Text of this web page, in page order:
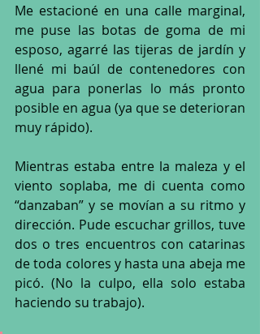
Me estacioné en una calle marginal,
me puse las botas de goma de mi
esposo, agarré las tijeras de jardín y
llené mi baúl de contenedores con
agua para ponerlas lo más pronto
posible en agua (ya que se deterioran
muy rápido).
Mientras estaba entre la maleza y el
viento soplaba, me di cuenta como
“danzaban” y se movían a su ritmo y
dirección. Pude escuchar grillos, tuve
dos o tres encuentros con catarinas
de toda colores y hasta una abeja me
picó. (No la culpo, ella solo estaba
haciendo su trabajo).